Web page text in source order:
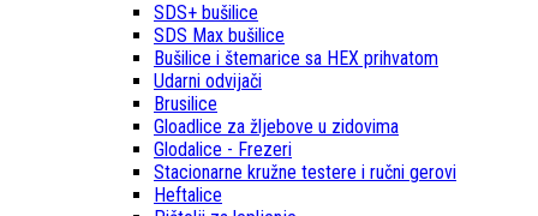
SDS+ bušilice
SDS Max bušilice
Bušilice i štemarice sa HEX prihvatom
Udarni odvijači
Brusilice
Gloadlice za žljebove u zidovima
Glodalice - Frezeri
Stacionarne kružne testere i ručni gerovi
Heftalice